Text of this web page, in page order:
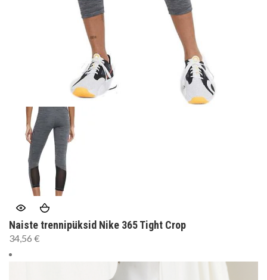
Naiste trennipüksid Nike 365 Tight Crop
34,56 €